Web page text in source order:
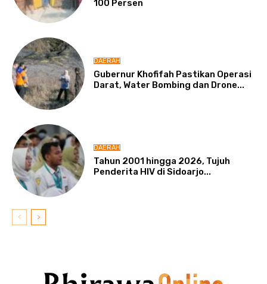
100 Persen
DAERAH
Gubernur Khofifah Pastikan Operasi
Darat, Water Bombing dan Drone...
DAERAH
Tahun 2001 hingga 2026, Tujuh
Penderita HIV di Sidoarjo...